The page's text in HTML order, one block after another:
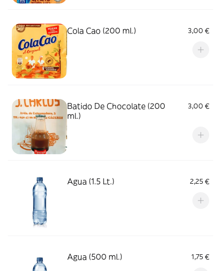
Cola Cao (200 ml.) 3,00 €
Batido De Chocolate (200
ml.)
3,00 €
Agua (1.5 Lt.) 2,25 €
Agua (500 ml.) 1,75 €